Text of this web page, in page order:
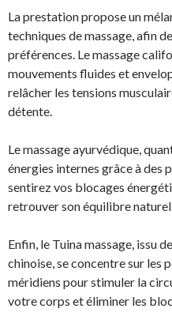
La prestation propose un
techniques de massage, afin
préférences. Le massage
mouvements fluides et
relâcher les tensions
détente.
Le massage ayurvédique,
énergies internes grâce à des
sentirez vos blocages
retrouver son équilibre naturel.
Enfin, le Tuina massage, issu
chinoise, se concentre sur les
méridiens pour stimuler la
votre corps et éliminer les